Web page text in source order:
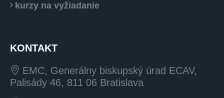
kurzy na vyžiadanie
KONTAKT
EMC, Generálny biskupský úrad ECAV,
Palisády 46, 811 06 Bratislava